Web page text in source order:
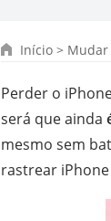
Início > Mudar
Perder o
será que ainda
mesmo sem
rastrear